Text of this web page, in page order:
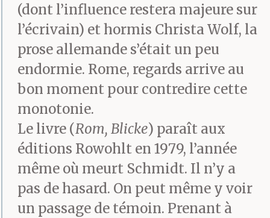
(dont l’influence restera majeure sur
l’écrivain) et hormis Christa Wolf, la
prose allemande s’était un peu
endormie. Rome, regards arrive au
bon moment pour contredire cette
monotonie.
Le livre (Rom, Blicke) paraît aux
éditions Rowohlt en 1979, l’année
même où meurt Schmidt. Il n’y a
pas de hasard. On peut même y voir
un passage de témoin. Prenant à